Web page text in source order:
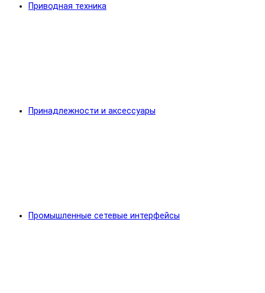
Приводная техника
Принадлежности и аксессуары
Промышленные сетевые интерфейсы